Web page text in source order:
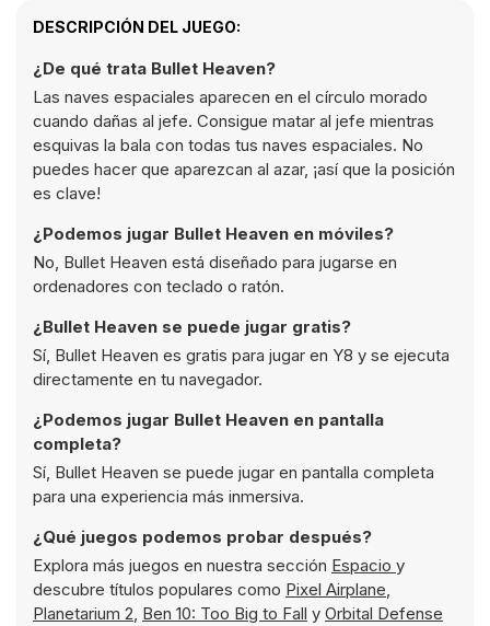
DESCRIPCIÓN DEL JUEGO:
¿De qué trata Bullet Heaven?
Las naves espaciales aparecen en el círculo morado
cuando dañas al jefe. ​Consigue matar al jefe mientras
esquivas la bala con todas tus naves espaciales. No
puedes hacer que aparezcan al azar, ¡así que la posición
es clave!
¿Podemos jugar Bullet Heaven en móviles?
No, Bullet Heaven está diseñado para jugarse en
ordenadores con teclado o ratón.
¿Bullet Heaven se puede jugar gratis?
Sí, Bullet Heaven es gratis para jugar en Y8 y se ejecuta
directamente en tu navegador.
¿Podemos jugar Bullet Heaven en pantalla
completa?
Sí, Bullet Heaven se puede jugar en pantalla completa
para una experiencia más inmersiva.
¿Qué juegos podemos probar después?
Explora más juegos en nuestra sección Espacio y
descubre títulos populares como Pixel Airplane,
Planetarium 2, Ben 10: Too Big to Fall y Orbital Defense